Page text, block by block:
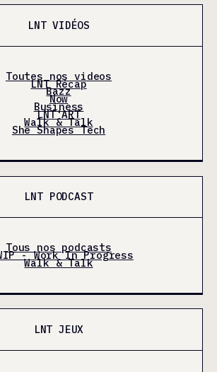
LNT VIDÉOS
Toutes nos videos
LNT Récap
Bazz
Now
Business
LNT'ART
Walk & Talk
She Shapes Tech
LNT PODCAST
Tous nos podcasts
- Work In Progress
Walk & Talk
LNT JEUX